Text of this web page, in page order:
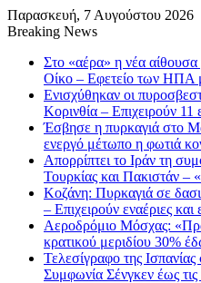
Παρασκευή, 7 Αυγούστου 2026
Breaking News
Στο «αέρα» η νέα
Οίκο – Εφετείο των ΗΠΑ
Ενισχύθηκαν οι
Κορινθία – Επιχειρούν 11
Έσβησε η πυρκαγιά στο
ενεργό μέτωπο η φωτιά
Απορρίπτει το Ιράν τη
Τουρκίας και Πακιστάν –
Κοζάνη: Πυρκαγιά σε
– Επιχειρούν εναέριες και
Αεροδρόμιο Μόσχας:
κρατικού μεριδίου 30%
Τελεσίγραφο της
Συμφωνία Σένγκεν έως